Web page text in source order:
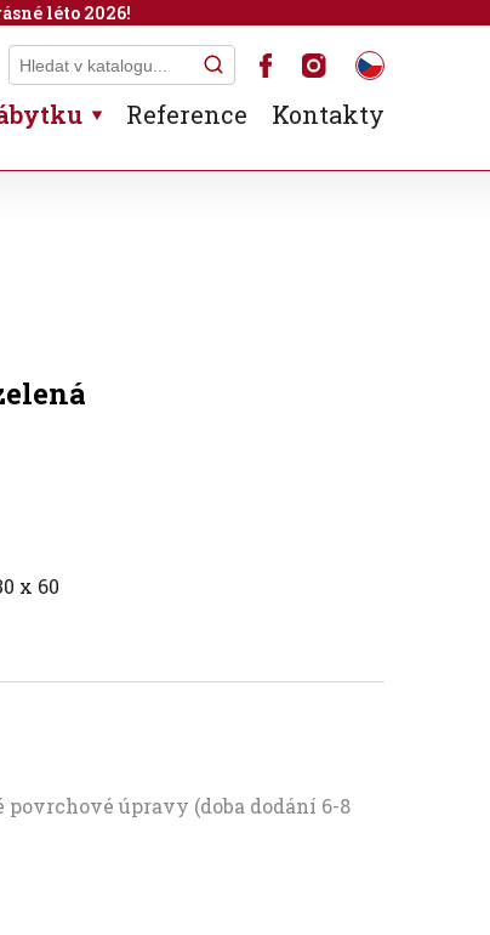
Reference Kontakty
x 60
úpravy (doba dodání 6-8
léto 2026!